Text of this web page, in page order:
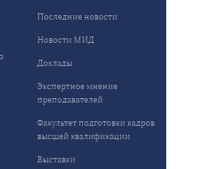
Последние новости
Новости МИД
Доклады
Экспертное мнение
преподавателей
Факультет подготовки кадров
высшей квалификации
Выставки